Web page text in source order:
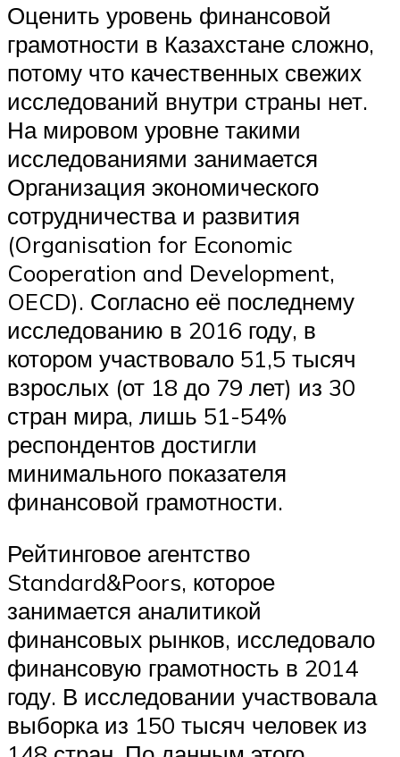
Оценить уровень финансовой
грамотности в Казахстане сложно,
потому что качественных свежих
исследований внутри страны нет.
На мировом уровне такими
исследованиями занимается
Организация экономического
сотрудничества и развития
(Organisation for Economic
Cooperation and Development,
OECD). Согласно её последнему
исследованию в 2016 году, в
котором участвовало 51,5 тысяч
взрослых (от 18 до 79 лет) из 30
стран мира, лишь 51-54%
респондентов достигли
минимального показателя
финансовой грамотности.
Рейтинговое агентство
Standard&Poors, которое
занимается аналитикой
финансовых рынков, исследовало
финансовую грамотность в 2014
году. В исследовании участвовала
выборка из 150 тысяч человек из